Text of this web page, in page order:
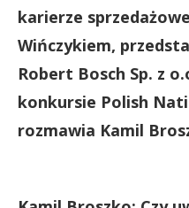
karierze
Wińczykiem,
Robert Bosch Sp. z
konkursie Polish
rozmawia Kamil